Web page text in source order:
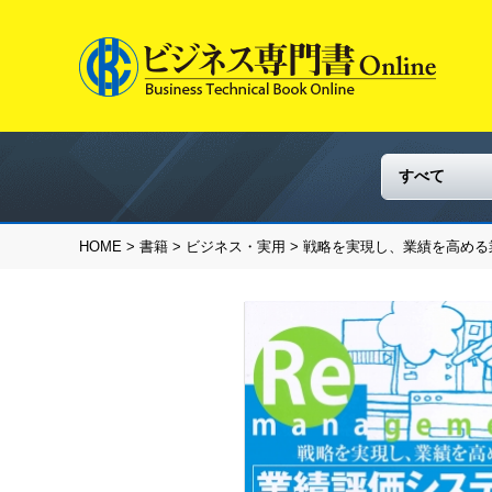
HOME > 書籍 > ビジネス・実用 > 戦略を実現し、業績を高め